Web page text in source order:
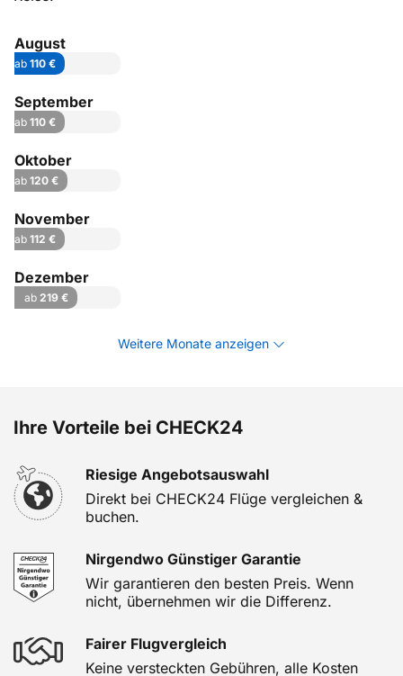
August
ab 110 €
September
ab 110 €
Oktober
ab 120 €
November
ab 112 €
Dezember
ab 219 €
Weitere Monate anzeigen
Ihre Vorteile bei CHECK24
Riesige Angebotsauswahl
Direkt bei CHECK24 Flüge vergleichen &
buchen.
Nirgendwo Günstiger Garantie
Wir garantieren den besten Preis. Wenn
nicht, übernehmen wir die Differenz.
Fairer Flugvergleich
Keine versteckten Gebühren, alle Kosten